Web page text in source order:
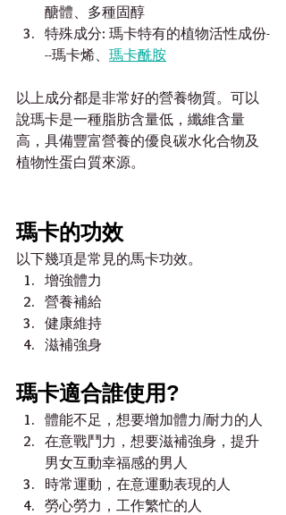
醣體、多種固醇
特殊成分: 瑪卡特有的植物活性成份-
--瑪卡烯、 瑪卡酰胺
以上成分都是非常好的營養物質。可以
說瑪卡是一種脂肪含量低，纖維含量
高，具備豐富營養的優良碳水化合物及
植物性蛋白質來源。
瑪卡的功效
以下幾項是常見的馬卡功效。
增強體力
營養補給
健康維持
滋補強身
瑪卡適合誰使用?
體能不足，想要增加體力/耐力的人
在意戰鬥力，想要滋補強身，提升
男女互動幸福感的男人
時常運動，在意運動表現的人
勞心勞力，工作繁忙的人